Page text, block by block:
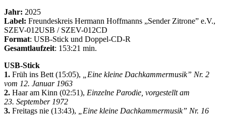
Jahr: 2025
Label: Freundeskreis Hermann Hoffmanns „Sender Zitrone” e.V.,
SZEV-012USB / SZEV-012CD
Format: USB-Stick und Doppel-CD-R
Gesamtlaufzeit: 153:21 min.
USB-Stick
1. Früh ins Bett (15:05),
„Eine kleine Dachkammermusik” Nr. 2
vom 12. Januar 1963
2. Haar am Kinn (02:51), Einzelne Parodie, vorgestellt am
23. September 1972
3. Freitags nie (13:43),
„Eine kleine Dachkammermusik” Nr. 16